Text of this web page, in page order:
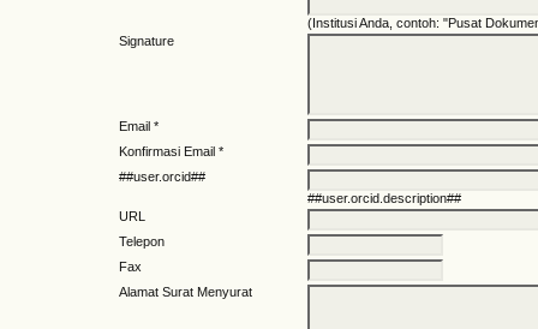
(Institusi Anda, contoh: "Pusat
Signature
Email *
Konfirmasi Email *
##user.orcid##
##user.orcid.description##
URL
Telepon
Fax
Alamat Surat Menyurat